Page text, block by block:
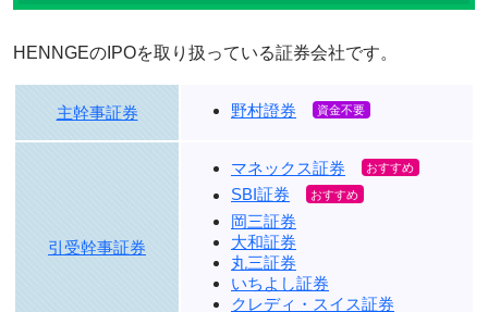
HENNGEのIPOを取り扱っている証券会社です。
主幹事証券 野村證券
引受幹事証券
マネックス証券
SBI証券
岡三証券
大和証券
丸三証券
いちよし証券
クレディ・スイス証券